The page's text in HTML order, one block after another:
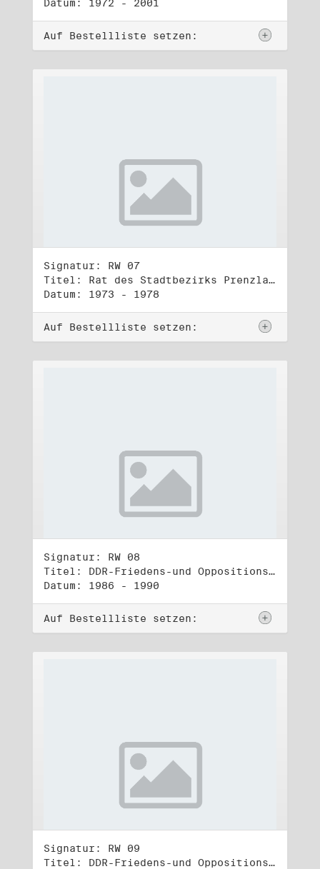
Datum: 1972 - 2001
Auf Bestellliste setzen:
Signatur: RW 07
Titel: Rat des Stadtbezirks Prenzlauer Berg in Berlin
Datum: 1973 - 1978
Auf Bestellliste setzen:
Signatur: RW 08
Titel: DDR-Friedens-und Oppositionsbewegung (1)
Datum: 1986 - 1990
Auf Bestellliste setzen:
Signatur: RW 09
Titel: DDR-Friedens-und Oppositionsbewegung (2)